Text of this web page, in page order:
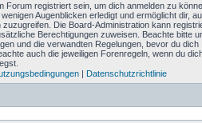
Forum registriert sein, um dich anmelden zu
Augenblicken erledigt und ermöglicht dir,
zuzugreifen. Die Board-Administration kann
Berechtigungen zuweisen. Beachte bitte
und die verwandten Regelungen, bevor du dich
auch die jeweiligen Forenregeln, wenn du
| Datenschutzrichtlinie